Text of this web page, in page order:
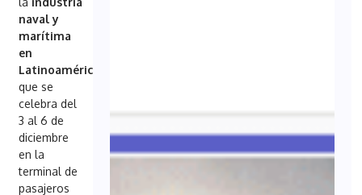
naval y
marítima
en
Latinoamérica
que se
celebra del
3 al 6 de
diciembre
en la
terminal de
pasajeros